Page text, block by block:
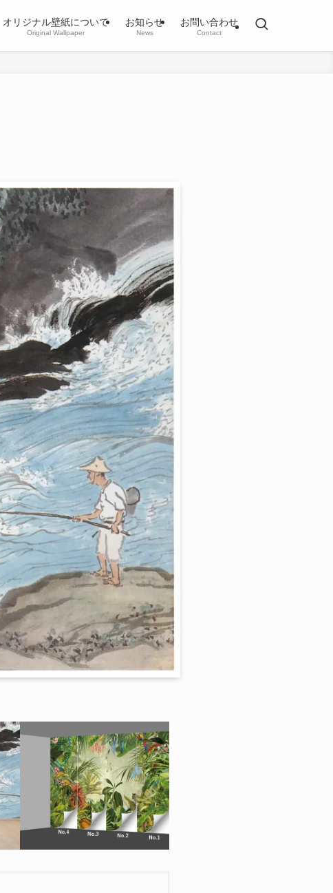
オリジナル壁紙について
Original Wallpaper
お知らせ
News
お問い合わせ
Contact